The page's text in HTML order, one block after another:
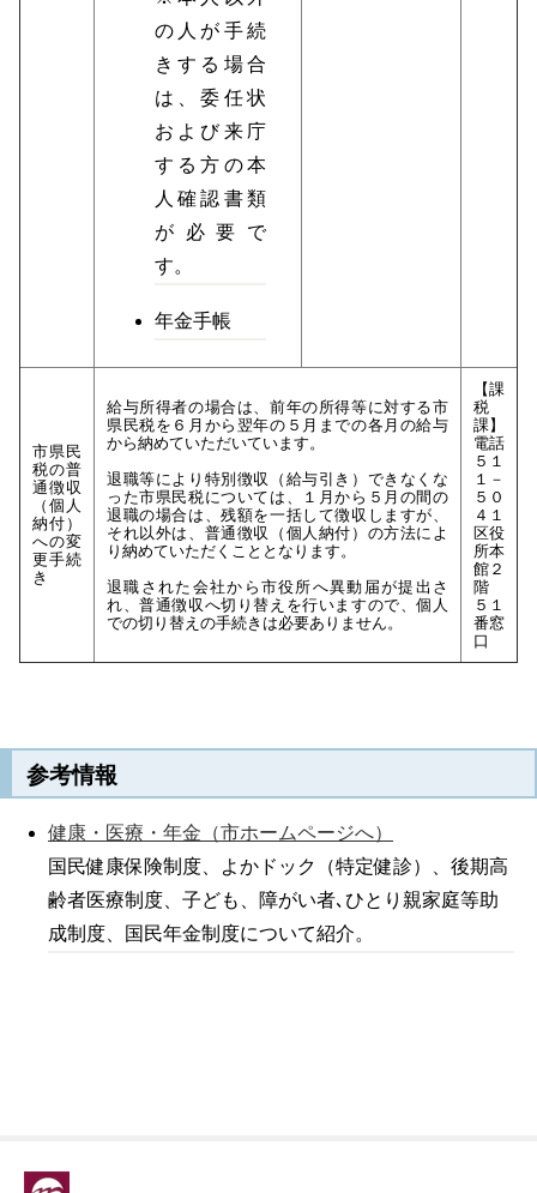
の人が手続
きする場合
は、委任状
および来庁
する方の本
人確認書類
が必要で
す。
年金手帳
市県民
税の普
通徴収
（個人
納付）
への変
更手続
き
給与所得者の場合は、前年の所得等に対する市
県民税を６月から翌年の５月までの各月の給与
から納めていただいています。
退職等により特別徴収（給与引き）できなくな
った市県民税については、１月から５月の間の
退職の場合は、残額を一括して徴収しますが、
それ以外は、普通徴収（個人納付）の方法によ
り納めていただくこととなります。
退職された会社から市役所へ異動届が提出さ
れ、普通徴収へ切り替えを行いますので、個人
での切り替えの手続きは必要ありません。
【課
税
課】
電話
５１
１－
５０
４１
区役
所本
館２
階
５１
番窓
口
参考情報
健康・医療・年金（市ホームページへ）
国民健康保険制度、よかドック（特定健診）、後期高
齢者医療制度、子ども、障がい者､ひとり親家庭等助
成制度、国民年金制度について紹介。